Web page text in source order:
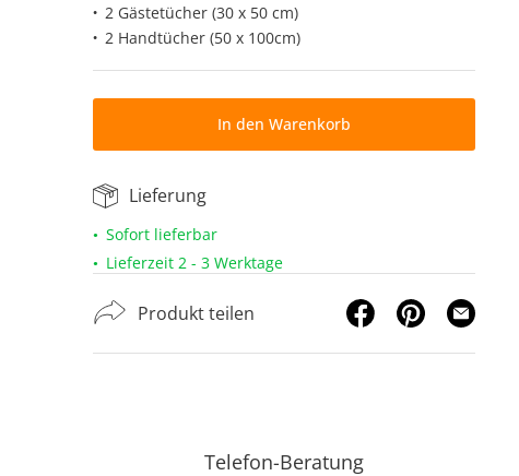
2 Gästetücher (30 x 50 cm)
2 Handtücher (50 x 100cm)
In den Warenkorb
Lieferung
Sofort lieferbar
Lieferzeit 2 - 3 Werktage
Produkt teilen
Telefon-Beratung